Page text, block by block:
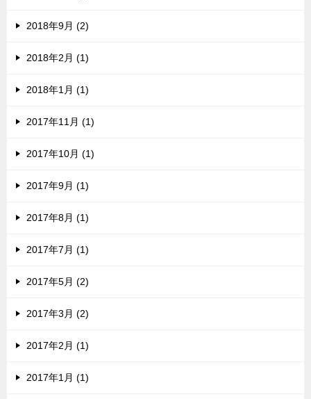
2018年9月 (2)
2018年2月 (1)
2018年1月 (1)
2017年11月 (1)
2017年10月 (1)
2017年9月 (1)
2017年8月 (1)
2017年7月 (1)
2017年5月 (2)
2017年3月 (2)
2017年2月 (1)
2017年1月 (1)